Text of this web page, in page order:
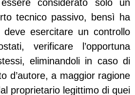
considerato solo un
tecnico passivo, bensì ha
esercitare un controllo
verificare l’opportuna
eliminandoli in caso di
d’autore, a maggior ragione
proprietario legittimo di quei